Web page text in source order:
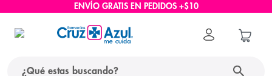
ENVÍO GRATIS EN PEDIDOS +$10